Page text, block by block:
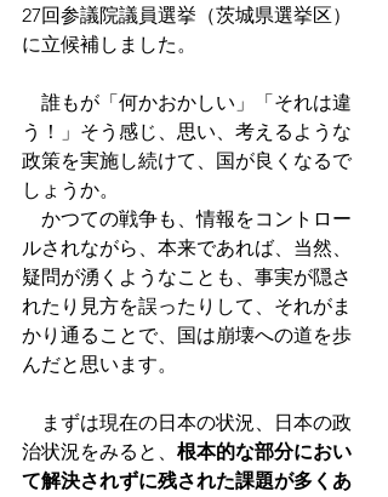
27回参議院議員選挙（茨城県選挙区）
に立候補しました。
誰もが「何かおかしい」「それは違
う！」そう感じ、思い、考えるような
政策を実施し続けて、国が良くなるで
しょうか。
かつての戦争も、情報をコントロー
ルされながら、本来であれば、当然、
疑問が湧くようなことも、事実が隠さ
れたり見方を誤ったりして、それがま
かり通ることで、国は崩壊への道を歩
んだと思います。
まずは現在の日本の状況、日本の政
治状況をみると、 根本的な部分におい
て解決されずに残された課題が多くあ